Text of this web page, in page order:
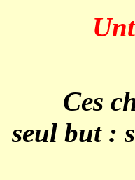
Ces
seul but :